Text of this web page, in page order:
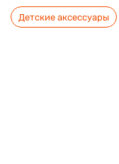
Детские аксессуары